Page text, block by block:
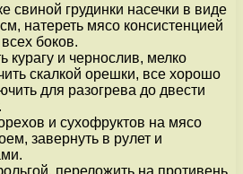
свиной грудинки насечки в виде
натереть мясо консистенцией
боков.
курагу и чернослив, мелко
скалкой орешки, все хорошо
для разогрева до двести
и сухофруктов на мясо
завернуть в рулет и
переложить на противень